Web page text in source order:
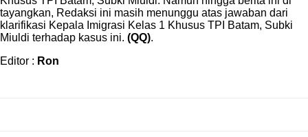
tayangkan, Redaksi ini masih menunggu atas jawaban dari
klarifikasi Kepala Imigrasi Kelas 1 Khusus TPI Batam, Subki
Miuldi terhadap kasus ini. (QQ).
Editor : Ron